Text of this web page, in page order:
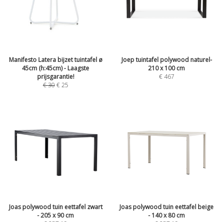
Manifesto Latera bijzet tuintafel ø
45cm (h:45cm) - Laagste
prijsgarantie!
€30 €25
Joep tuintafel polywood naturel-
210 x 100 cm
€467
Joas polywood tuin eettafel zwart
- 205 x 90 cm
Joas polywood tuin eettafel beige
- 140 x 80 cm